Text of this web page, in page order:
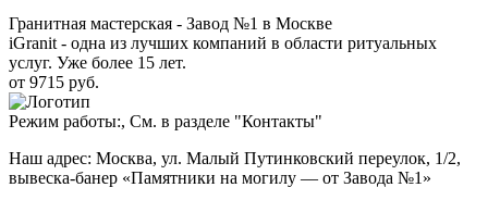
Гранитная мастерская - Завод №1 в Москве
iGranit - одна из лучших компаний в области ритуальных
услуг. Уже более 15 лет.
от 9715 руб.
Режим работы:, См. в разделе "Контакты"
Наш адрес: Москва, ул. Малый Путинковский переулок, 1/2,
вывеска-банер «Памятники на могилу — от Завода №1»